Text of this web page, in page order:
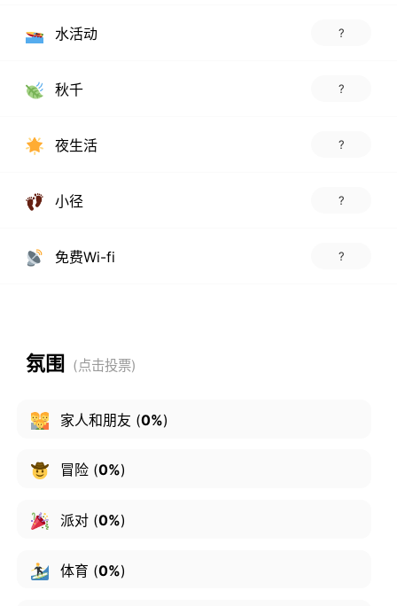
水活动 ?
秋千 ?
夜生活 ?
小径 ?
免费Wi-fi ?
氛围
家人和朋友 (0%)
冒险(0%)
派对(0%)
体育 (0%)